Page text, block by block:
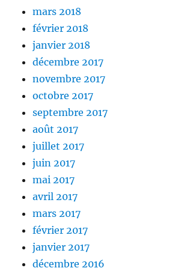
mars 2018
février 2018
janvier 2018
décembre 2017
novembre 2017
octobre 2017
septembre 2017
août 2017
juillet 2017
juin 2017
mai 2017
avril 2017
mars 2017
février 2017
janvier 2017
décembre 2016